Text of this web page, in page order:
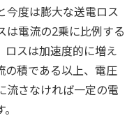
今度は膨大な送電ロス
は電流の2乗に比例する
ロスは加速度的に増え
の積である以上、電圧
流さなければ一定の電